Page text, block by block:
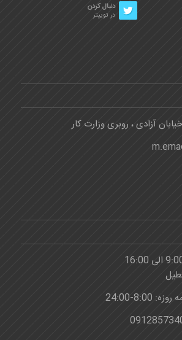
دنبال کردن
در توییتر
آزادی ، روبری وزارت کار
24:00